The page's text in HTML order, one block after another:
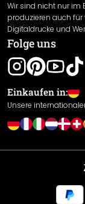
Widerrufsrecht
Gewährleistung
Cookie
Wir sind nicht nur im
produzieren auch
Digitaldrucke und
Folge uns
Einkaufen in:
Unsere